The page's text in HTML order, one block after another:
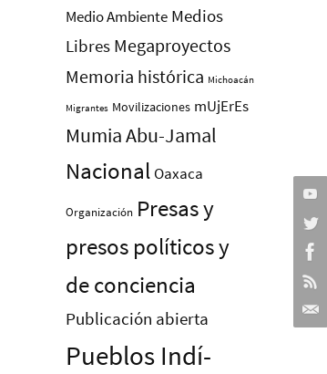
Medio Ambiente Medios
Libres Megaproyectos
Memoria histórica Michoacán
Migrantes Movilizaciones mUjErEs
Mumia Abu-Jamal
Nacional Oaxaca
Organización Presas y
presos polí­ticos y
de conciencia
Publicación abierta
Pueblos Indí­